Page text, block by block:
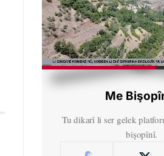
Me
Tu dikarî li ser gelek
bişopînî.